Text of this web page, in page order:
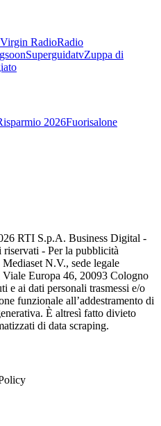
Virgin RadioRadio
SuperguidatvZuppa di
2026Fuorisalone
RTI S.p.A. Business Digital -
- Per la pubblicità
N.V., sede legale
Europa 46, 20093 Cologno
e ai dati personali trasmessi e/o
funzionale all’addestramento di
È altresì fatto divieto
di data scraping.